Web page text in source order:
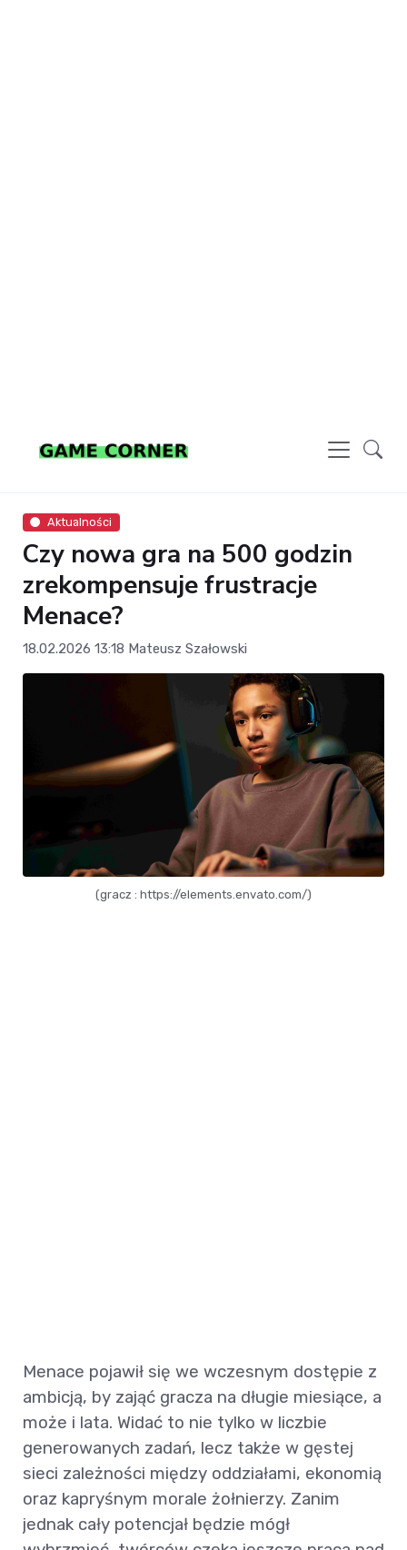
Aktualności
Czy nowa gra na 500 godzin
zrekompensuje frustracje
Menace?
18.02.2026 13:18 Mateusz Szałowski
(gracz : https://elements.envato.com/)
Menace pojawił się we wczesnym dostępie z
ambicją, by zająć gracza na długie miesiące, a
może i lata. Widać to nie tylko w liczbie
generowanych zadań, lecz także w gęstej
sieci zależności między oddziałami, ekonomią
oraz kapryśnym morale żołnierzy. Zanim
jednak cały potencjał będzie mógł